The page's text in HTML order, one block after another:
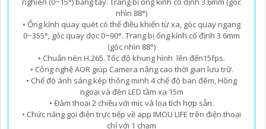
nhìn 88°)
• Ống kính quay quét có thể điều khiển từ xa, góc quay ngang
0~355°, góc quay dọc 0~90°. Trang bị ống kính cố định 3.6mm
(góc nhìn 88°)
• Chuẩn nén H.265. Tốc độ khung hình lên đến15fps.
• Công nghệ AOR giúp Camera nâng cao thời gian lưu trữ.
• Chế độ ánh sáng kép thông minh 4 chế độ ban đêm, Hồng
ngoại và đèn LED tầm xa 15m
• Đàm thoại 2 chiều với mic và loa tích hợp sẵn.
• Chức năng gọi điện trực tiếp về app IMOU LIFE trên điện thoại
chỉ với 1 chạm